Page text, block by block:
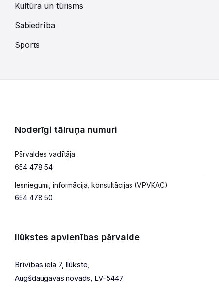
Kultūra un tūrisms
Sabiedrība
Sports
Noderīgi tālruņa numuri
Pārvaldes vadītāja
654 478 54
Iesniegumi, informācija, konsultācijas (VPVKAC)
654 478 50
Ilūkstes apvienības pārvalde
Brīvības iela 7, Ilūkste,
Augšdaugavas novads, LV-5447